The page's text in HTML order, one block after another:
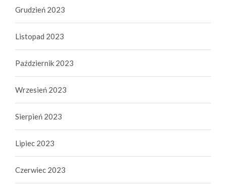
Grudzień 2023
Listopad 2023
Październik 2023
Wrzesień 2023
Sierpień 2023
Lipiec 2023
Czerwiec 2023